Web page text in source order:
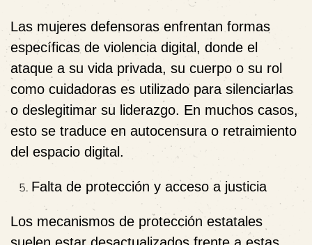
Las mujeres defensoras enfrentan formas
específicas de violencia digital, donde el
ataque a su vida privada, su cuerpo o su rol
como cuidadoras es utilizado para silenciarlas
o deslegitimar su liderazgo. En muchos casos,
esto se traduce en autocensura o retraimiento
del espacio digital.
Falta de protección y acceso a justicia
Los mecanismos de protección estatales